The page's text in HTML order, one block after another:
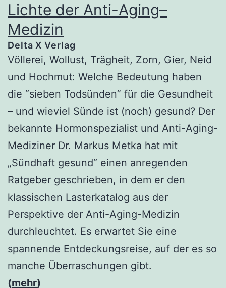
Lichte der Anti-Aging–
Medizin
Delta X Verlag
Völlerei, Wollust, Trägheit, Zorn, Gier, Neid
und Hochmut: Welche Bedeutung haben
die “sieben Todsünden” für die Gesundheit
– und wieviel Sünde ist (noch) gesund? Der
bekannte Hormonspezialist und Anti-Aging-
Mediziner Dr. Markus Metka hat mit
„Sündhaft gesund“ einen anregenden
Ratgeber geschrieben, in dem er den
klassischen Lasterkatalog aus der
Perspektive der Anti-Aging-Medizin
durchleuchtet. Es erwartet Sie eine
spannende Entdeckungsreise, auf der es so
manche Überraschungen gibt.
(mehr)